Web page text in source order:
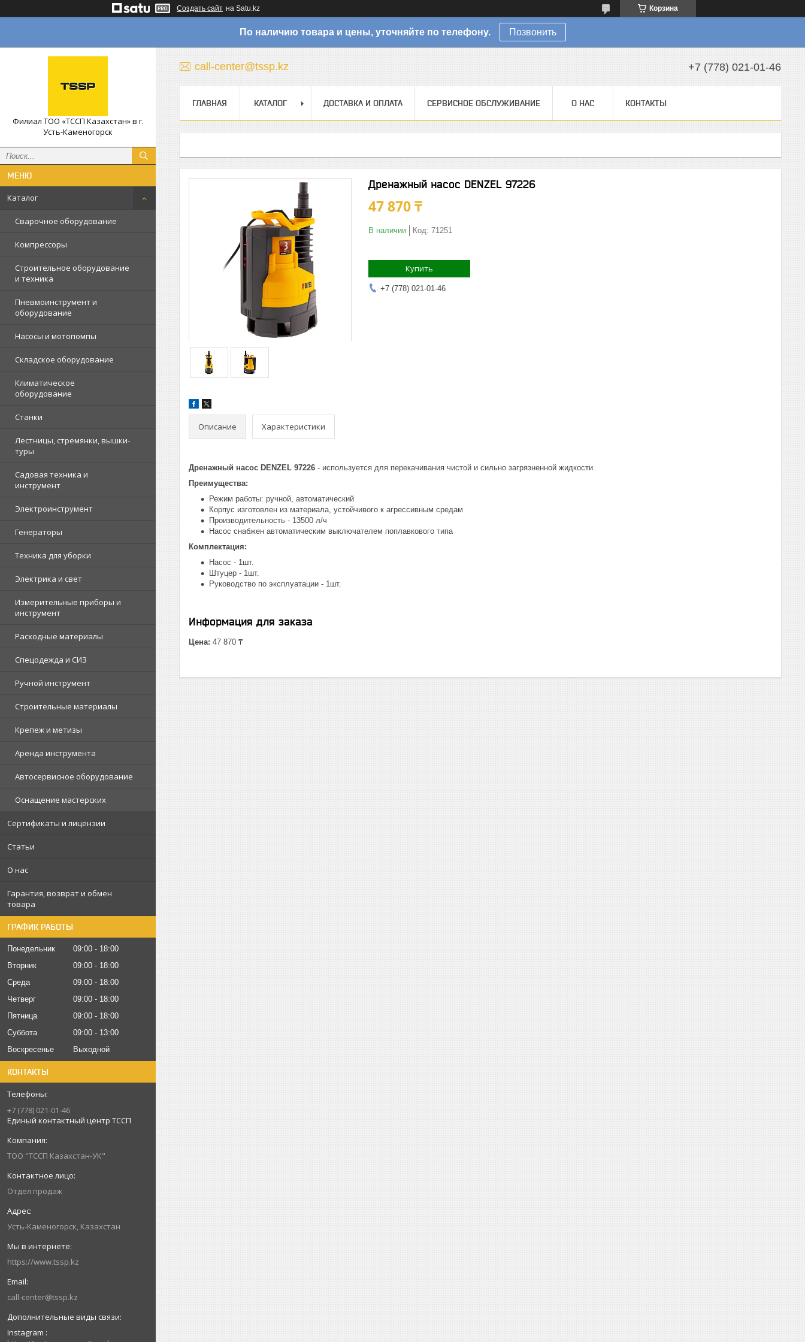
Создать сайт на Satu.kz Корзина
По наличию товара и цены, уточняйте по телефону. Позвонить
Филиал ТОО «ТССП Казахстан» в г.
Усть-Каменогорск
Каталог
Сварочное оборудование
Компрессоры
Строительное оборудование
и техника
Пневмоинструмент и
оборудование
Насосы и мотопомпы
Складское оборудование
Климатическое
оборудование
Станки
Лестницы, стремянки, вышки-
туры
Садовая техника и
инструмент
Электроинструмент
Генераторы
Техника для уборки
Электрика и свет
Измерительные приборы и
инструмент
Расходные материалы
Спецодежда и СИЗ
Ручной инструмент
Строительные материалы
Крепеж и метизы
Аренда инструмента
Автосервисное оборудование
Оснащение мастерских
Сертификаты и лицензии
Статьи
О нас
Гарантия, возврат и обмен
товара
ГРАФИК РАБОТЫ
Понедельник 09:00
18:00
Вторник
09:00
18:00
Среда
09:00
18:00
Четверг
09:00
18:00
Пятница
09:00
18:00
Суббота
09:00
13:00
Воскресенье
Выходной
КОНТАКТЫ
+7 (778) 021-01-46
Единый контактный центр ТССП
ТОО "ТССП Казахстан-УК"
Отдел продаж
Усть-Каменогорск, Казахстан
https://www.tssp.kz
call-center@tssp.kz
Instagram
call-center@tssp.kz +7 (778) 021-01-46
ГЛАВНАЯ КАТАЛОГ ДОСТАВКА И ОПЛАТА СЕРВИСНОЕ ОБСЛУЖИВАНИЕ О НАС КОНТАКТЫ
Дренажный насос DENZEL 97226
47 870 ₸
В наличии Код: 71251
Купить
+7 (778) 021-01-46
Описание Характеристики
Дренажный насос DENZEL 97226 - используется для перекачивания чистой и сильно загрязненной жидкости.
Преимущества:
Режим работы: ручной, автоматический
Корпус изготовлен из материала, устойчивого к агрессивным средам
Производительность - 13500 л/ч
Насос снабжен автоматическим выключателем поплавкового типа
Комплектация:
Насос - 1шт.
Штуцер - 1шт.
Руководство по эксплуатации - 1шт.
Информация для заказа
Цена: 47 870 ₸